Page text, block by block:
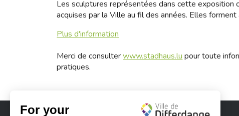
Les sculptures représentées dans cette exposition
acquises par la Ville au fil des années. Elles
Plus d'information
Merci de consulterwww.stadhaus.lu pour toute
pratiques.